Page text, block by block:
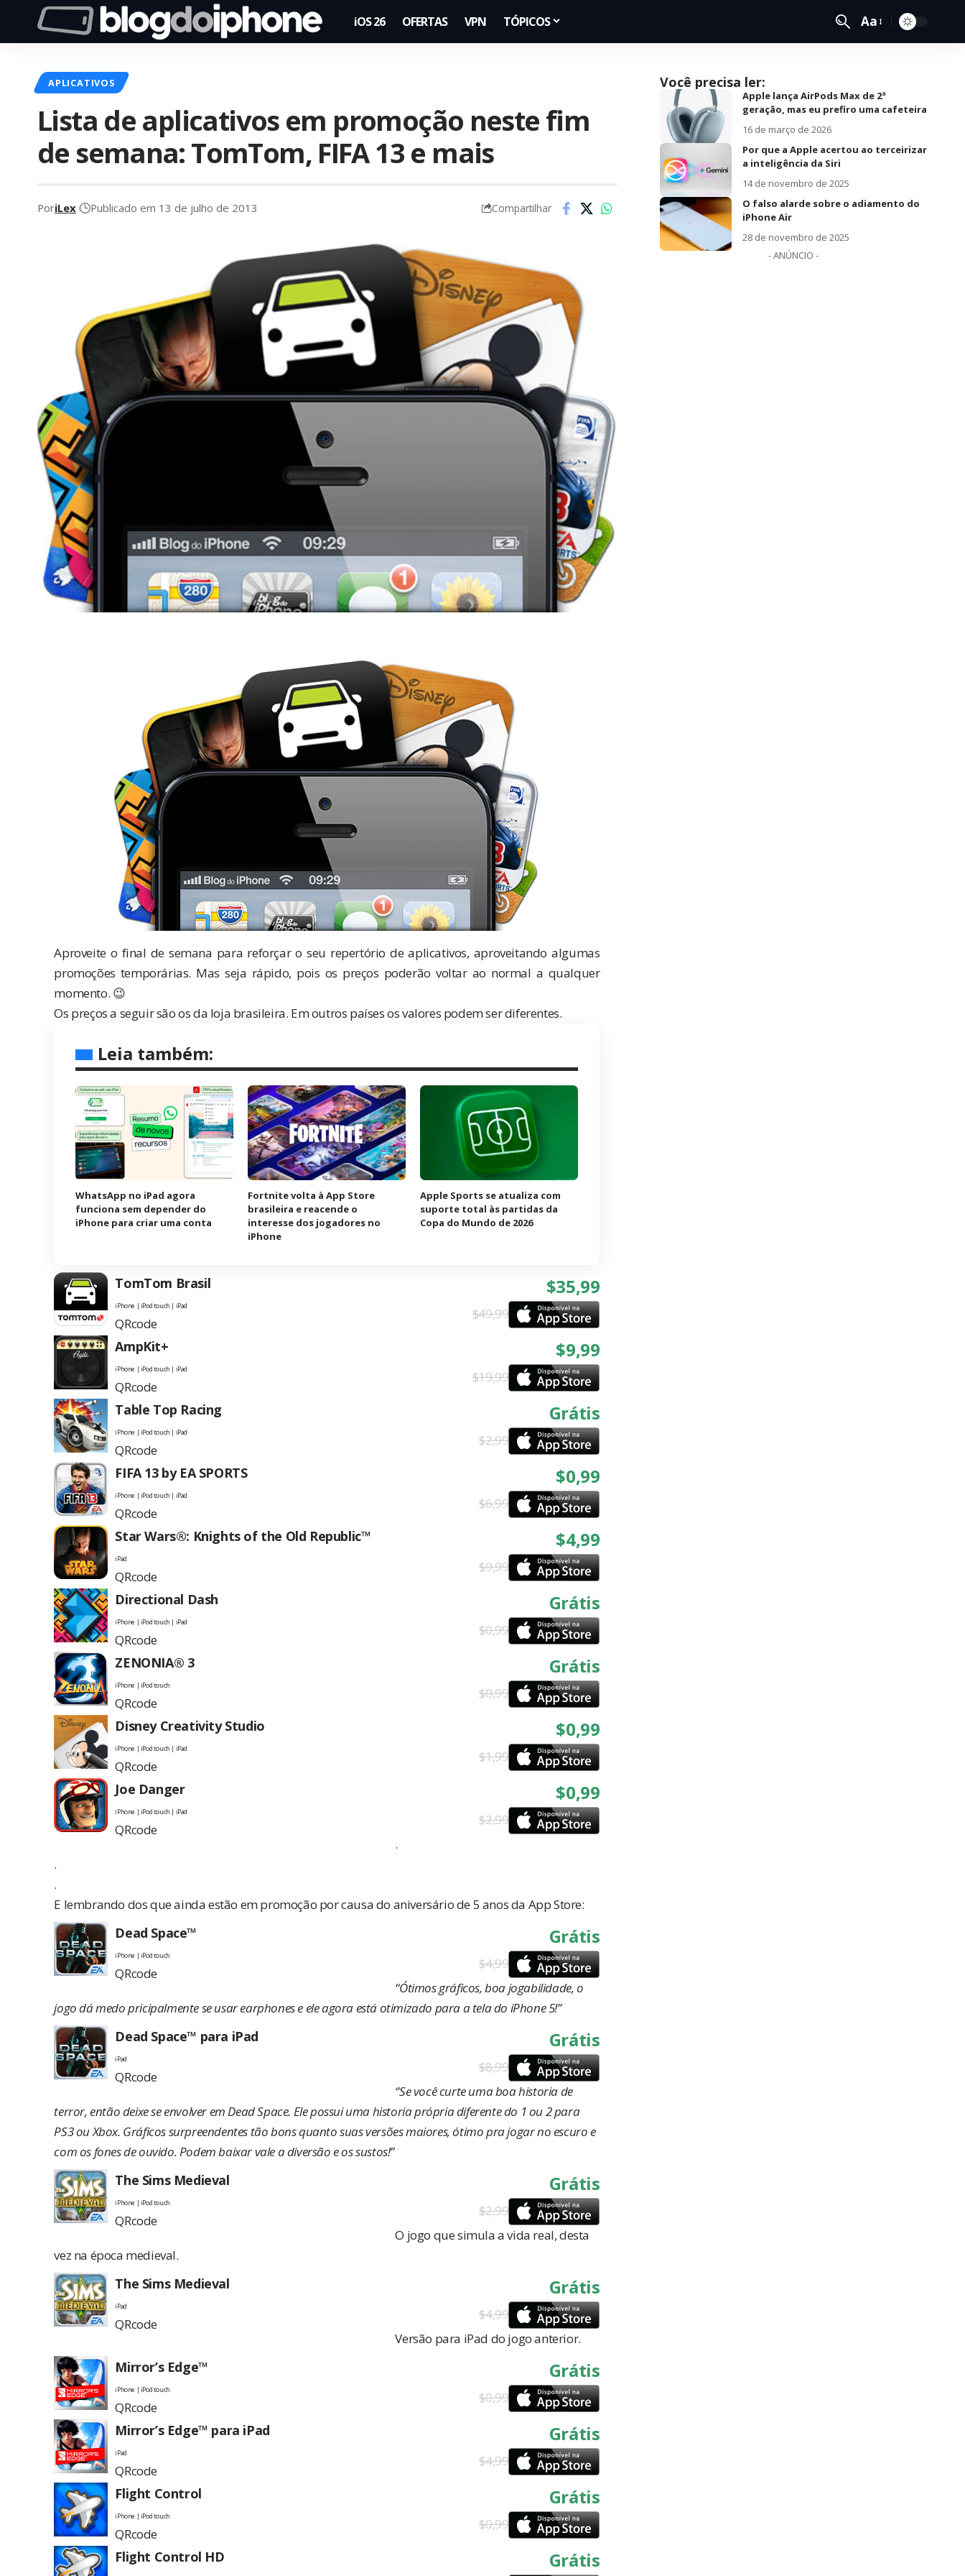
iOS 26 OFERTAS VPN TÓPICOS Aa
APLICATIVOS
Lista de aplicativos em promoção neste fim
de semana: TomTom, FIFA 13 e mais
PoriLex Publicado em 13 de julho de 2013 Compartilhar
Aproveite o final de semana para reforçar o seu repertório de aplicativos, aproveitando algumas
promoções temporárias. Mas seja rápido, pois os preços poderão voltar ao normal a qualquer
momento. 😉
Os preços a seguir são os da loja brasileira. Em outros países os valores podem ser diferentes.
Leia também:
WhatsApp no iPad agora
funciona sem depender do
iPhone para criar uma conta
Fortnite volta à App Store
brasileira e reacende o
interesse dos jogadores no
iPhone
Apple Sports se atualiza com
suporte total às partidas da
Copa do Mundo de 2026
TomTom Brasil
iPhone | iPod touch | iPad
QRcode
$35,99
$49,99
AmpKit+
iPhone | iPod touch | iPad
QRcode
$9,99
$19,99
Table Top Racing
iPhone | iPod touch | iPad
QRcode
Grátis
$2,99
FIFA 13 by EA SPORTS
iPhone | iPod touch | iPad
QRcode
$0,99
$6,99
Star Wars®: Knights of the Old Republic™
iPad
QRcode
$4,99
$9,99
Directional Dash
iPhone | iPod touch | iPad
QRcode
Grátis
$0,99
ZENONIA® 3
iPhone | iPod touch
QRcode
Grátis
$0,99
Disney Creativity Studio
iPhone | iPod touch | iPad
QRcode
$0,99
$1,99
Joe Danger
iPhone | iPod touch | iPad
QRcode
$0,99
$2,99
.
.
.
E lembrando dos que ainda estão em promoção por causa do aniversário de 5 anos da App Store:
Dead Space™
iPhone | iPod touch
QRcode
Grátis
$4,99
“Ótimos gráficos, boa jogabilidade, o
jogo dá medo pricipalmente se usar earphones e ele agora está otimizado para a tela do iPhone 5!”
Dead Space™ para iPad
iPad
QRcode
Grátis
$8,99
“Se você curte uma boa historia de
terror, então deixe se envolver em Dead Space. Ele possui uma historia própria diferente do 1 ou 2 para
PS3 ou Xbox. Gráficos surpreendentes tão bons quanto suas versões maiores, ótimo pra jogar no escuro e
com os fones de ouvido. Podem baixar vale a diversão e os sustos!”
The Sims Medieval
iPhone | iPod touch
QRcode
Grátis
$2,99
O jogo que simula a vida real, desta
vez na época medieval.
The Sims Medieval
iPad
QRcode
Grátis
$4,99
Versão para iPad do jogo anterior.
Mirror’s Edge™
iPhone | iPod touch
QRcode
Grátis
$0,99
Mirror’s Edge™ para iPad
iPad
QRcode
Grátis
$4,99
Flight Control
iPhone | iPod touch
QRcode
Grátis
$0,99
Flight Control HD Grátis
Você precisa ler:
Apple lança AirPods Max de 2ª
geração, mas eu prefiro uma cafeteira
16 de março de 2026
Por que a Apple acertou ao terceirizar
a inteligência da Siri
14 de novembro de 2025
O falso alarde sobre o adiamento do
iPhone Air
28 de novembro de 2025
- ANÚNCIO -